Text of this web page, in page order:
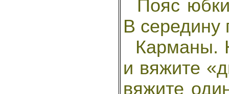
Пояс
В середину
Карманы.
и вяжите
вяжите